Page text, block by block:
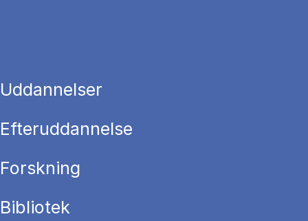
Uddannelser
Efteruddannelse
Forskning
Bibliotek